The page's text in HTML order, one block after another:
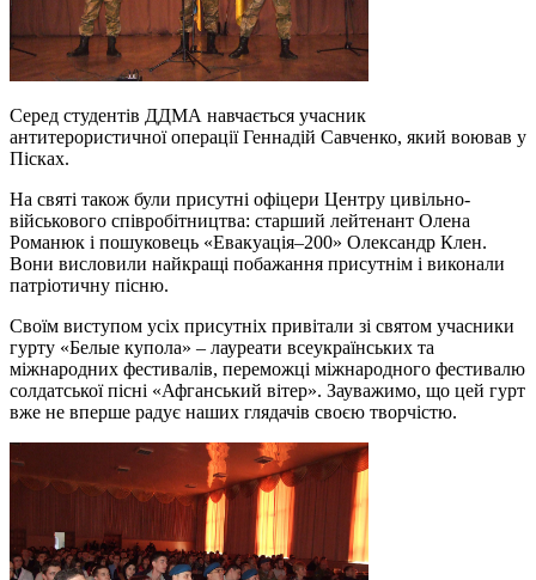
Серед студентів ДДМА навчається учасник
антитерористичної операції Геннадій Савченко, який воював у
Пісках.
На святі також були присутні офіцери Центру цивільно-
військового співробітництва: старший лейтенант Олена
Романюк і пошуковець «Евакуація–200» Олександр Клен.
Вони висловили найкращі побажання присутнім і виконали
патріотичну пісню.
Своїм виступом усіх присутніх привітали зі святом учасники
гурту «Белые купола» – лауреати всеукраїнських та
міжнародних фестивалів, переможці міжнародного фестивалю
солдатської пісні «Афганський вітер». Зауважимо, що цей гурт
вже не вперше радує наших глядачів своєю творчістю.